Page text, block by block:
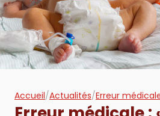
Accueil/Actualités/Erreur